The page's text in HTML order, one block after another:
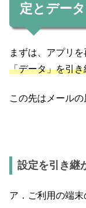
定とデー
まずは、アプリを
「データ」を引
この先はメールの
設定を引き継
ア．ご利用の端末